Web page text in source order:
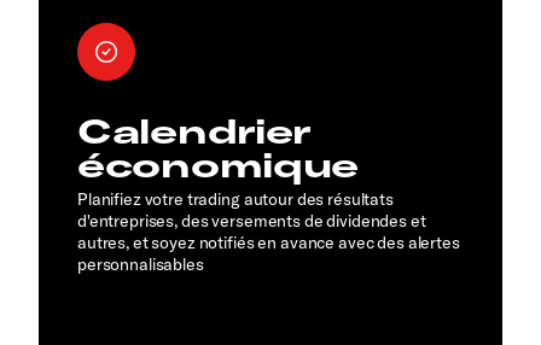
Calendrier
économique
Planifiez votre trading autour des résultats
d'entreprises, des versements de dividendes et
autres, et soyez notifiés en avance avec des alertes
personnalisables